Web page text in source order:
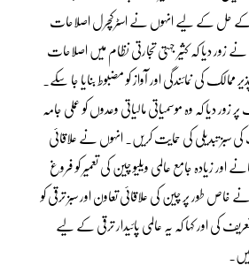
حل کے لیے انہوں نے اسٹرکچرل اصلاحات
زور دیا کہ کثیر جہتی تجارتی نظام میں اصلاحات
کی نمائندگی اور آواز کو مضبوط بنایا جا سکے۔
دیا کہ وہ موسمیاتی مالیاتی وعدوں کو عملی جامہ
کی سبز تبدیلی کی حمایت کریں۔ انہوں نے علاقائی
اور زیادہ جامع عالمی ویلیو چین کی تعمیر کو فروغ
خاص طور پر چین کی علاقائی تعاون اور سبز ترقی کو
کی اور کہا کہ یہ عالمی پائیدار ترقی کے لیے